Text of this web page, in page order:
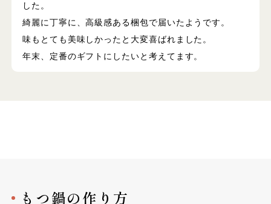
した。
綺麗に丁寧に、高級感ある梱包で届いたようです。
味もとても美味しかったと大変喜ばれました。
年末、定番のギフトにしたいと考えてます。
もつ鍋の作り方